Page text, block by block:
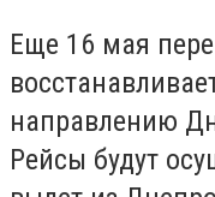
Еще 16 мая
направлению
Рейсы будут